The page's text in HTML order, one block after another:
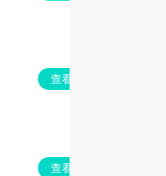
查看
查看